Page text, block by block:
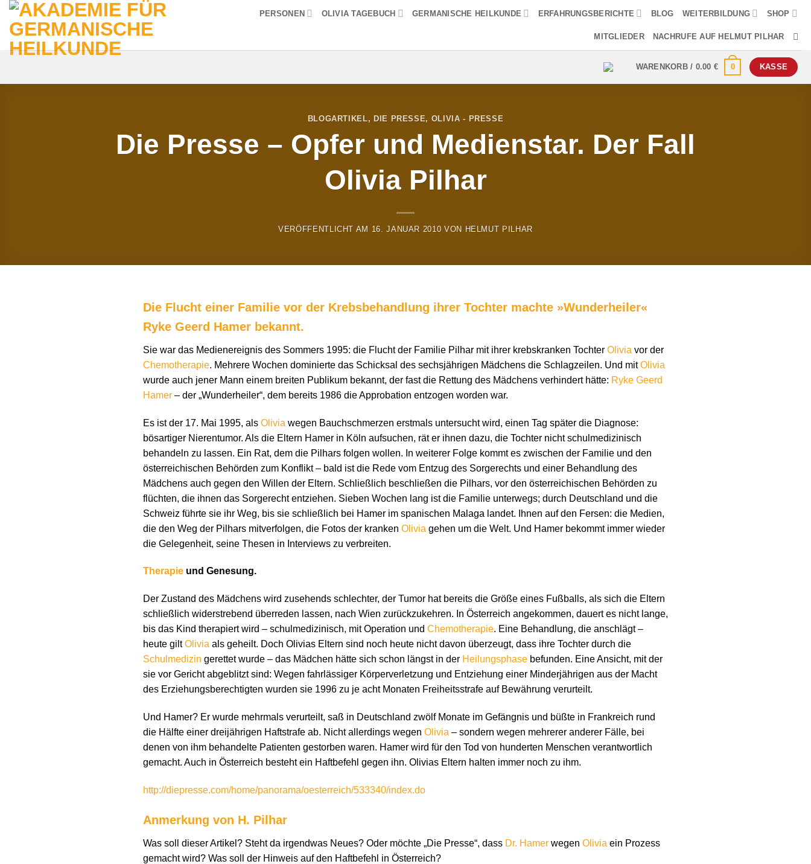
Zum
Inhalt
springen
PERSONEN OLIVIA TAGEBUCH GERMANISCHE HEILKUNDE ERFAHRUNGSBERICHTE BLOG WEITERBILDUNG SHOP
MITGLIEDER NACHRUFE AUF HELMUT PILHAR
WARENKORB / 0.00 € 0 KASSE
BLOGARTIKEL, DIE PRESSE, OLIVIA - PRESSE
Die Presse – Opfer und Medienstar. Der Fall
Olivia Pilhar
VERÖFFENTLICHT AM 16. JANUAR 2010 VON HELMUT PILHAR
Die Flucht einer Familie vor der Krebsbehandlung ihrer Tochter machte »Wunderheiler«
Ryke Geerd Hamer bekannt.
Sie war das Medienereignis des Sommers 1995: die Flucht der Familie Pilhar mit ihrer krebskranken Tochter Olivia vor der
Chemotherapie. Mehrere Wochen dominierte das Schicksal des sechsjährigen Mädchens die Schlagzeilen. Und mitOlivia
wurde auch jener Mann einem breiten Publikum bekannt, der fast die Rettung des Mädchens verhindert hätte: Ryke Geerd
Hamer – der „Wunderheiler“, dem bereits 1986 die Approbation entzogen worden war.
Es ist der 17. Mai 1995, als Olivia wegen Bauchschmerzen erstmals untersucht wird, einen Tag später die Diagnose:
bösartiger Nierentumor. Als die Eltern Hamer in Köln aufsuchen, rät er ihnen dazu, die Tochter nicht schulmedizinisch
behandeln zu lassen. Ein Rat, dem die Pilhars folgen wollen. In weiterer Folge kommt es zwischen der Familie und den
österreichischen Behörden zum Konflikt – bald ist die Rede vom Entzug des Sorgerechts und einer Behandlung des
Mädchens auch gegen den Willen der Eltern. Schließlich beschließen die Pilhars, vor den österreichischen Behörden zu
flüchten, die ihnen das Sorgerecht entziehen. Sieben Wochen lang ist die Familie unterwegs; durch Deutschland und die
Schweiz führte sie ihr Weg, bis sie schließlich bei Hamer im spanischen Malaga landet. Ihnen auf den Fersen: die Medien,
die den Weg der Pilhars mitverfolgen, die Fotos der kranken Olivia gehen um die Welt. Und Hamer bekommt immer wieder
die Gelegenheit, seine Thesen in Interviews zu verbreiten.
Therapie und Genesung.
Der Zustand des Mädchens wird zusehends schlechter, der Tumor hat bereits die Größe eines Fußballs, als sich die Eltern
schließlich widerstrebend überreden lassen, nach Wien zurückzukehren. In Österreich angekommen, dauert es nicht lange,
bis das Kind therapiert wird – schulmedizinisch, mit Operation und Chemotherapie. Eine Behandlung, die anschlägt –
heute giltOlivia als geheilt. Doch Olivias Eltern sind noch heute nicht davon überzeugt, dass ihre Tochter durch die
Schulmedizin gerettet wurde – das Mädchen hätte sich schon längst in der Heilungsphase befunden. Eine Ansicht, mit der
sie vor Gericht abgeblitzt sind: Wegen fahrlässiger Körperverletzung und Entziehung einer Minderjährigen aus der Macht
des Erziehungsberechtigten wurden sie 1996 zu je acht Monaten Freiheitsstrafe auf Bewährung verurteilt.
Und Hamer? Er wurde mehrmals verurteilt, saß in Deutschland zwölf Monate im Gefängnis und büßte in Frankreich rund
die Hälfte einer dreijährigen Haftstrafe ab. Nicht allerdings wegen Olivia – sondern wegen mehrerer anderer Fälle, bei
denen von ihm behandelte Patienten gestorben waren. Hamer wird für den Tod von hunderten Menschen verantwortlich
gemacht. Auch in Österreich besteht ein Haftbefehl gegen ihn. Olivias Eltern halten immer noch zu ihm.
http://diepresse.com/home/panorama/oesterreich/533340/index.do
Anmerkung von H. Pilhar
Was soll dieser Artikel? Steht da irgendwas Neues? Oder möchte „Die Presse“, dass Dr. Hamer wegen Olivia ein Prozess
gemacht wird? Was soll der Hinweis auf den Haftbefehl in Österreich?